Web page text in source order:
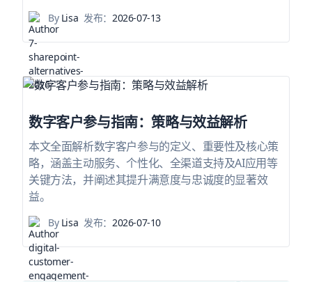
ByLisa 发布： 2026-07-13
数字客户参与指南：策略与效益解析
本文全面解析数字客户参与的定义、重要性及核心策
略，涵盖主动服务、个性化、全渠道支持及AI应用等
关键方法，并阐述其提升满意度与忠诚度的显著效
益。
ByLisa 发布： 2026-07-10